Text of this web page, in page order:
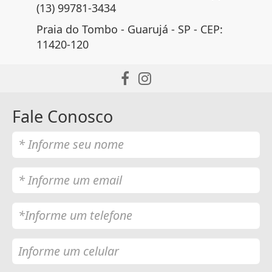
(13) 99781-3434
Praia do Tombo - Guarujá - SP - CEP:
11420-120
Fale Conosco